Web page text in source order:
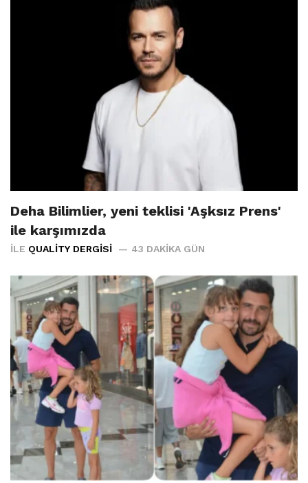
Deha Bilimlier, yeni teklisi 'Aşksız Prens'
ile karşımızda
İLE QUALITY DERGISI 43 DAKIKA GÜN